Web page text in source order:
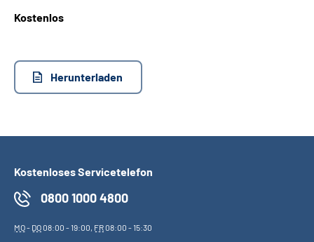
Experten
Über uns & Presse
Suche
Language
Kostenlos
Herunterladen
Kostenloses Servicetelefon
0800 1000 4800
MO- DO08:00 - 19:00, FR08:00 - 15:30